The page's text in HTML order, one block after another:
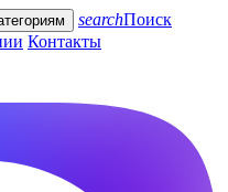
searchПоиск
Контакты